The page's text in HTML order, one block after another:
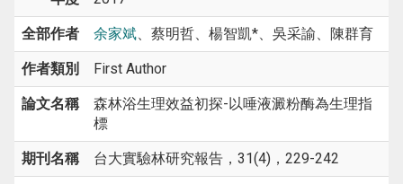
全部作者 余家斌、蔡明哲、楊智凱*、吳采諭、陳群育
作者類別 First Author
論文名稱
森林浴生理效益初探-以唾液澱粉酶為生理指
標
期刊名稱 台大實驗林研究報告，31(4)，229-242